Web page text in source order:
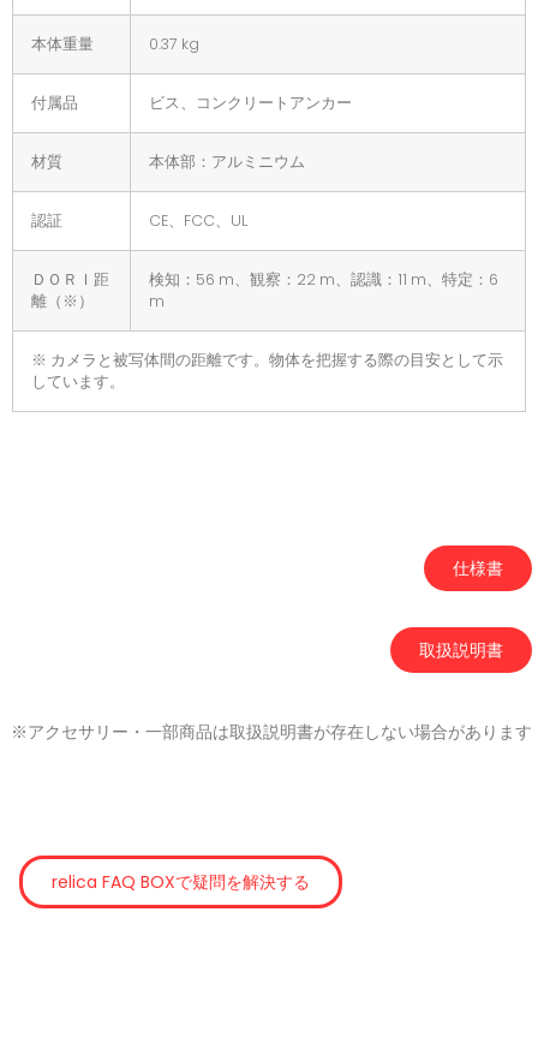
本体重量 0.37 kg
付属品 ビス、コンクリートアンカー
材質 本体部：アルミニウム
認証 CE、FCC、UL
ＤＯＲＩ距
離（※）
検知：56 m、観察：22 m、認識：11 m、特定：6
m
※ カメラと被写体間の距離です。物体を把握する際の目安として示
しています。
仕様書
取扱説明書
※アクセサリー・一部商品は取扱説明書が存在しない場合があります
relica FAQ BOXで疑問を解決する